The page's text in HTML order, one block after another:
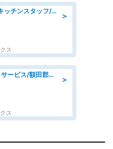
＞
日払いOKで即日収入/キッチンスタッフ/「原付免許必須」デリバリー業務など、自己成長可能な幅広い仕事に挑戦!髪型自由&ピアス・ネイルOK/茨城県/水戸市
ス
＞
介護職・ヘルパー/デイサービス/額田郡幸田町/JR東海道本線 幸田/愛知県
ス